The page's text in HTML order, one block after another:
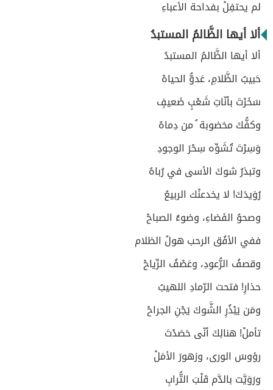
لم يحتفِلْ بفداحة الأعباءِ
ألا أيها الظَّالمُ المستبدُ
ألا أيها الظَّالمُ المستبدُ
حَبيبُ الظَّلامِ، عَدوُّ الحياهْ
سَخَرْتَ بأنّاتِ شَعْبٍ ضَعيفٍ
وكفُّكَ مخضوبة ُ من دِماهُ
وَسِرْتَ تُشَوِّه سِحْرَ الوجودِ
وتبذرُ شوكَ الأسى في رُباهُ
رُوَيدَكَ! لا يخدعنْك الربيعُ
وصحوُ الفَضاءِ، وضوءُ الصباحْ
ففي الأفُق الرحب هولُ الظلام
وقصفُ الرُّعودِ، وعَصْفُ الرِّياحْ
حذارِ! فتحت الرّمادِ اللهيبُ
ومَن يَبْذُرِ الشَّوكَ يَجْنِ الجراحْ
تأملْ! هنالِكَ أنّى حَصَدْتَ
رؤوسَ الورى، وزهورَ الأمَلْ
ورَوَيَّت بالدَّم قَلْبَ التُّرابِ